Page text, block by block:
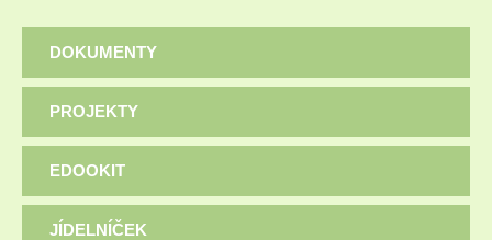
DOKUMENTY
PROJEKTY
EDOOKIT
JÍDELNÍČEK